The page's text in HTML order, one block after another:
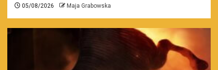
05/08/2026 Maja Grabowska